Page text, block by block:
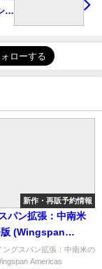
ョ
新作・再販予約情報
パン拡張：中南米
版 (Wingspan
」の概略
能なショップ紹
ングスパン拡張：中南米の
Americas